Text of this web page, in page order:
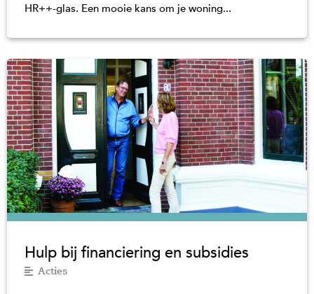
HR++-glas. Een mooie kans om je woning...
Hulp bij financiering en subsidies
Acties